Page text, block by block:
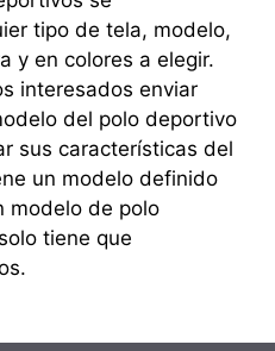
tipo de tela, modelo,
y en colores a elegir.
interesados enviar
del polo deportivo
sus características del
un modelo definido
modelo de polo
tiene que